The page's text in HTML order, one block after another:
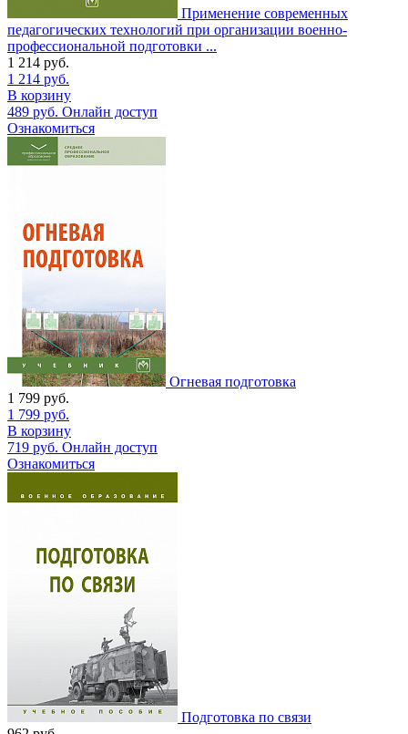
Применение современных
педагогических технологий при организации военно-
профессиональной подготовки ...
1 214 руб.
1 214 руб.
В корзину
489 руб. Онлайн доступ
Ознакомиться
Огневая подготовка
1 799 руб.
1 799 руб.
В корзину
719 руб. Онлайн доступ
Ознакомиться
Подготовка по связи